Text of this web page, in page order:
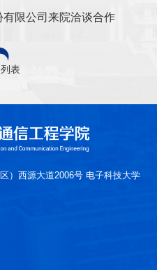
限公司来院洽谈合作
表
）西源大道2006号 电子科技大学